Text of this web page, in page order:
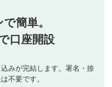
。（お名前とコメント
利用者と第三者間のトラ
て一切の責任を負いませ
審査のうえ、掲載となり
かかる場合や掲載されない
簡単。
口座開設
みが完結します。署名・捺
不要です。